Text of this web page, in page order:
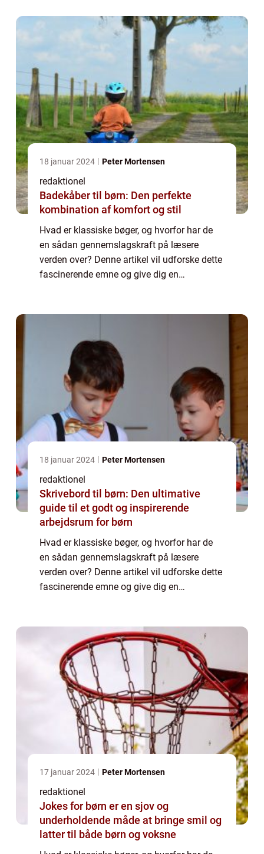
bøger...
18 januar 2024 Peter Mortensen
redaktionel
Badekåber til børn: Den perfekte
kombination af komfort og stil
Hvad er klassiske bøger, og hvorfor har de
en sådan gennemslagskraft på læsere
verden over? Denne artikel vil udforske dette
fascinerende emne og give dig en
18 januar 2024 Peter Mortensen
redaktionel
Skrivebord til børn: Den ultimative
guide til et godt og inspirerende
arbejdsrum for børn
Hvad er klassiske bøger, og hvorfor har de
en sådan gennemslagskraft på læsere
verden over? Denne artikel vil udforske dette
fascinerende emne og give dig en
17 januar 2024 Peter Mortensen
redaktionel
Jokes for børn er en sjov og
underholdende måde at bringe smil og
latter til både børn og voksne